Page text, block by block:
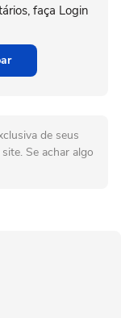
faça Login
de seus
Se achar algo